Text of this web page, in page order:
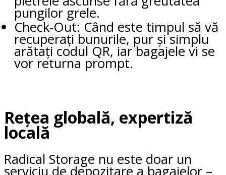
pungilor grele.
Check-Out: Când este timpul să vă
recuperați bunurile, pur și simplu
arătați codul QR, iar bagajele vi se
vor returna prompt.
Rețea globală, expertiză
locală
Radical Storage nu este doar un
serviciu de depozitare a bagajelor –